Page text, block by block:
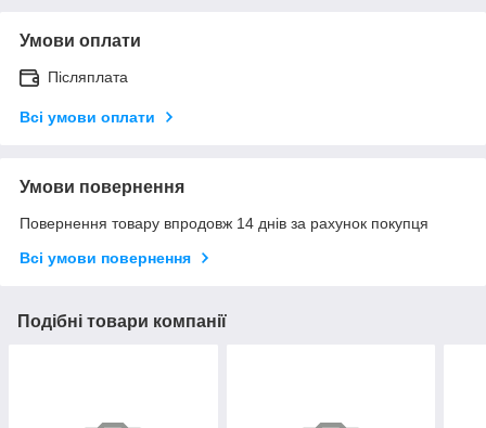
Умови оплати
Післяплата
Всі умови оплати
Умови повернення
Повернення товару впродовж 14 днів за рахунок покупця
Всі умови повернення
Подібні товари компанії